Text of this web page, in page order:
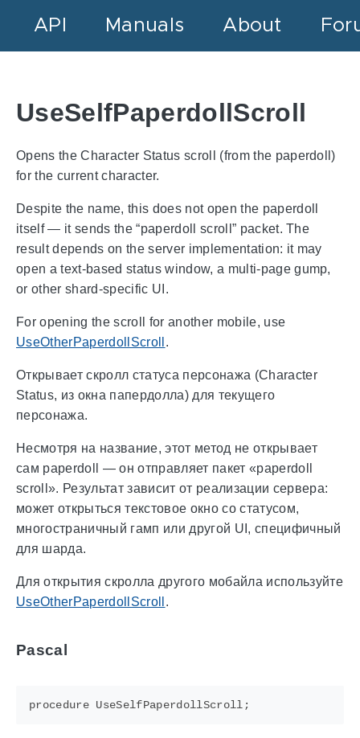
API Manuals About
UseSelfPaperdollScroll
Opens the Character Status scroll (from the paperdoll)
for the current character.
Despite the name, this does not open the paperdoll
itself — it sends the “paperdoll scroll” packet. The
result depends on the server implementation: it may
open a text-based status window, a multi-page gump,
or other shard-specific UI.
For opening the scroll for another mobile, use
UseOtherPaperdollScroll .
Открывает скролл статуса персонажа (Character
Status, из окна папердолла) для текущего
персонажа.
Несмотря на название, этот метод не открывает
сам paperdoll — он отправляет пакет «paperdoll
scroll». Результат зависит от реализации сервера:
может открыться текстовое окно со статусом,
многостраничный гамп или другой UI, специфичный
для шарда.
Для открытия скролла другого мобайла используйте
UseOtherPaperdollScroll .
Pascal